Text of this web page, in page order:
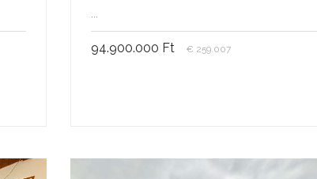
...
94.900.000 Ft € 259.007